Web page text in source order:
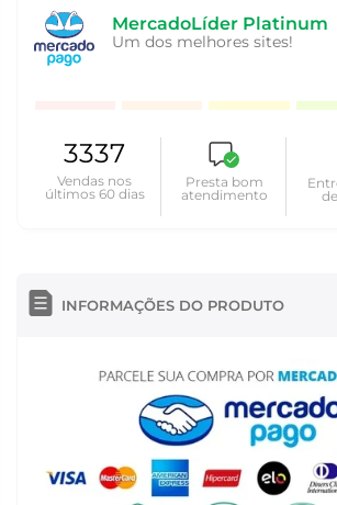
MercadoLíder Platinum
Um dos melhores sites!
3337
Vendas nos
últimos 60 dias
Presta bom
atendimento
INFORMAÇÕES DO PRODUTO